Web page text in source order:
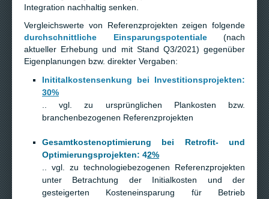
Integration nachhaltig senken.
Vergleichswerte von Referenzprojekten zeigen folgende
durchschnittliche Einsparungspotentiale(nach
aktueller Erhebung und mit Stand Q3/2021) gegenüber
Eigenplanungen bzw. direkter Vergaben:
Inititalkostensenkung bei Investitionsprojekten:
30%
.. vgl. zu ursprünglichen Plankosten bzw.
branchenbezogenen Referenzprojekten
Gesamtkostenoptimierung bei Retrofit- und
Optimierungsprojekten: 42%
.. vgl. zu technologiebezogenen Referenzprojekten
unter Betrachtung der Initialkosten und der
gesteigerten Kosteneinsparung für Betrieb